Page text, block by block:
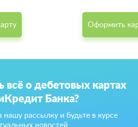
Оформить
всё о дебетовых картах
Банка?
нашу рассылку и будьте в курсе
новостей